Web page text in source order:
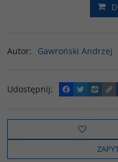
Autor: Gawroński Andrzej
Udostępnij:
F
a
e
o
k
T
w
t
t
e
W
y
o
C
o
y
i
n
k